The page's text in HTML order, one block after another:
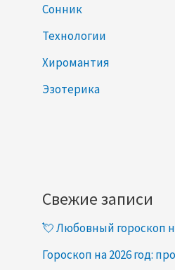
Сонник
Технологии
Хиромантия
Эзотерика
Свежие записи
💘 Любовный гороскоп
Гороскоп на 2026 год: